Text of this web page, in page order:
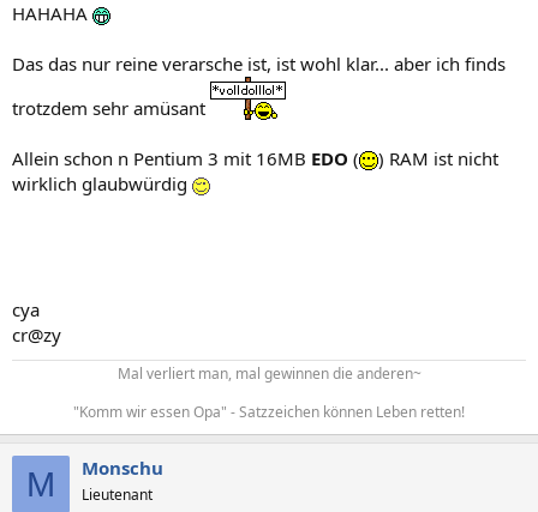
HAHAHA
Das das nur reine verarsche ist, ist wohl klar... aber ich finds
trotzdem sehr amüsant
Allein schon n Pentium 3 mit 16MB EDO (
) RAM ist nicht
wirklich glaubwürdig
cya
cr@zy
Mal verliert man, mal gewinnen die anderen~
"Komm wir essen Opa" - Satzzeichen können Leben retten!​
M Monschu
Lieutenant